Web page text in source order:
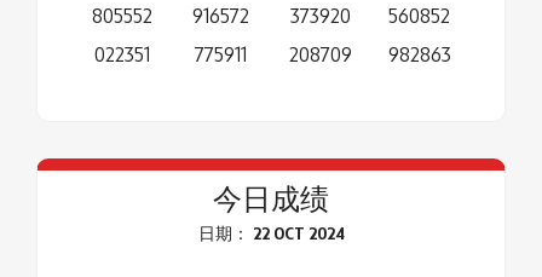
805552
022351
916572
775911
373920
208709
560852
982863
今日成绩
日期： 22 OCT 2024